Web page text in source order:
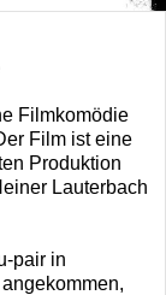
Filmkomödie
Film ist eine
Produktion
Lauterbach
pair in